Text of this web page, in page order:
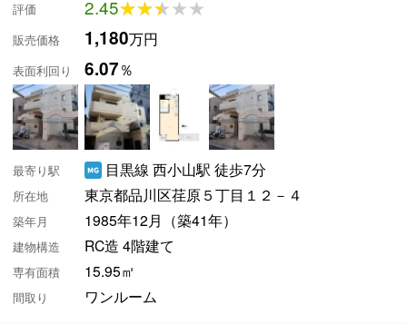
評価 2.45★★★★★
★★★★★
販売価格 1,180万円
表面利回り 6.07％
最寄り駅 目黒線 西小山駅 徒歩7分
所在地 東京都品川区荏原５丁目１２－４
築年月 1985年12月（築41年）
建物構造 RC造 4階建て
専有面積 15.95㎡
間取り ワンルーム